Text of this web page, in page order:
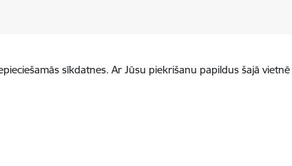
sīkdatnes. Ar Jūsu piekrišanu papildus šajā